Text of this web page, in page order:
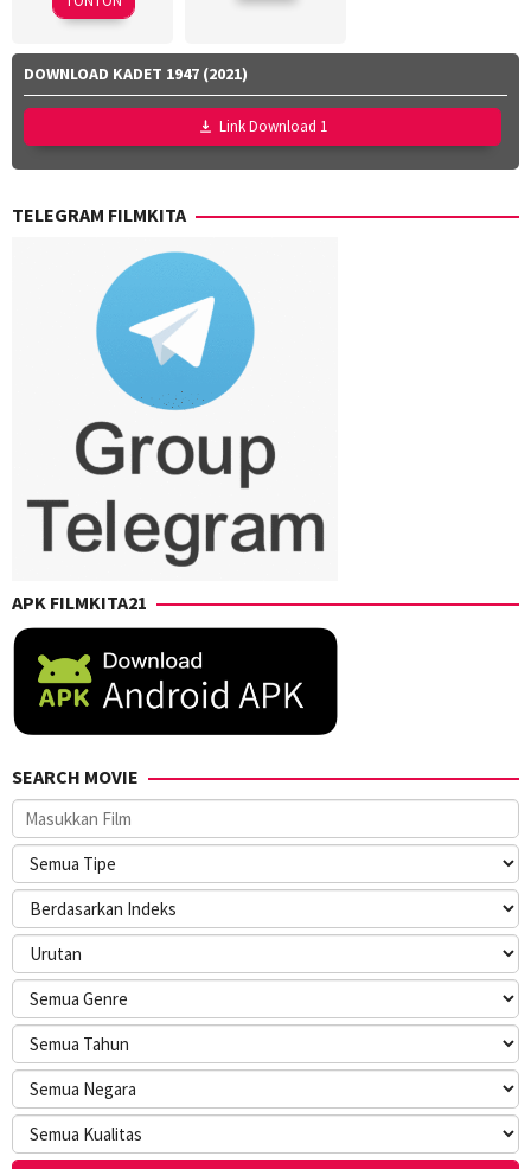
Rizza
Rafi
Farras
Zaky,
Utari
Nofita
DOWNLOAD KADET 1947 (2021)
Link Download 1
TELEGRAM FILMKITA
APK FILMKITA21
SEARCH MOVIE